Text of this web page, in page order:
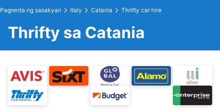
Pagrenta ng sasakyan Italy Catania Thrifty car hire
Thrifty sa Catania